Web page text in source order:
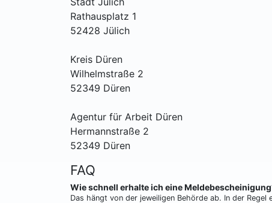
Rathausplatz 1
52428 Jülich
Kreis Düren
Wilhelmstraße 2
52349 Düren
Agentur für Arbeit Düren
Hermannstraße 2
52349 Düren
FAQ
Wie schnell erhalte ich eine
Das hängt von der jeweiligen Behörde ab. In der